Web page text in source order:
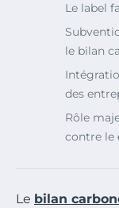
Le label
le bilan
des
Rôle
contre le
Le bilan